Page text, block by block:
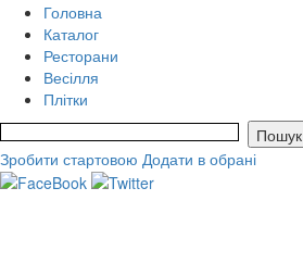
Головна
Каталог
Ресторани
Весілля
Плітки
Зробити стартовою Додати в обрані